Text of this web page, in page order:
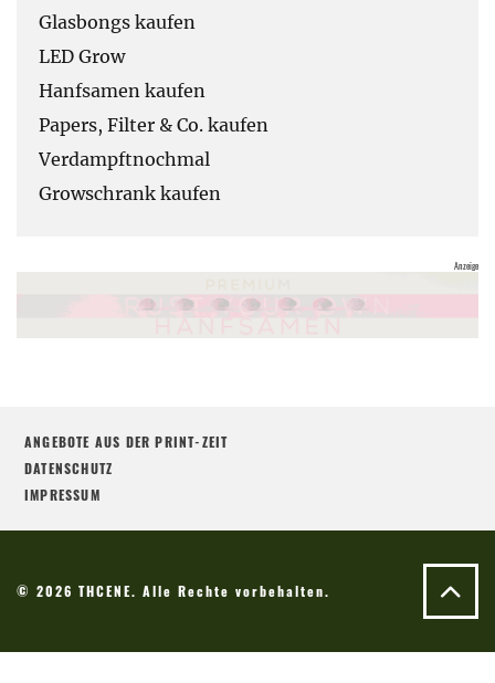
Glasbongs kaufen
LED Grow
Hanfsamen kaufen
Papers, Filter & Co. kaufen
Verdampftnochmal
Growschrank kaufen
ANGEBOTE AUS DER PRINT-ZEIT
DATENSCHUTZ
IMPRESSUM
© 2026 THCENE. Alle Rechte vorbehalten.